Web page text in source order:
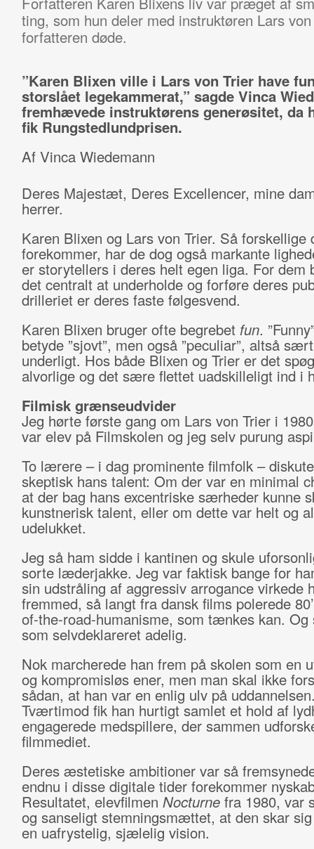
ting, som hun deler med instruktøren Lars
forfatteren døde.
”Karen Blixen ville i Lars von Trier have
storslået legekammerat,” sagde Vinca
fremhævede instruktørens generøsitet, da
fik Rungstedlundprisen.
Af Vinca Wiedemann
Deres Majestæt, Deres Excellencer, mine
herrer.
Karen Blixen og Lars von Trier. Så forskellige
forekommer, har de dog også markante
er storytellers i deres helt egen liga. For dem
det centralt at underholde og forføre deres
drilleriet er deres faste følgesvend.
Karen Blixen bruger ofte begrebet fun.
betyde ”sjovt”, men også ”peculiar”, altså
underligt. Hos både Blixen og Trier er det
alvorlige og det sære flettet uadskilleligt ind i
Filmisk grænseudvider
Jeg hørte første gang om Lars von Trier i
var elev på Filmskolen og jeg selv purung
To lærere – i dag prominente filmfolk –
skeptisk hans talent: Om der var en minimal
at der bag hans excentriske særheder kunne
kunstnerisk talent, eller om dette var helt og
udelukket.
Jeg så ham sidde i kantinen og skule
sorte læderjakke. Jeg var faktisk bange for
sin udstråling af aggressiv arrogance virkede
fremmed, så langt fra dansk films polerede
of-the-road-humanisme, som tænkes kan. Og
som selvdeklareret adelig.
Nok marcherede han frem på skolen som en
og kompromisløs ener, men man skal ikke
sådan, at han var en enlig ulv på
Tværtimod fik han hurtigt samlet et hold af
engagerede medspillere, der sammen
filmmediet.
Deres æstetiske ambitioner var så
endnu i disse digitale tider forekommer
Resultatet, elevfilmen Nocturnefra 1980, var
og sanseligt stemningsmættet, at den skar
en uafrystelig, sjælelig vision.